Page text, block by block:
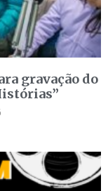
gravação do